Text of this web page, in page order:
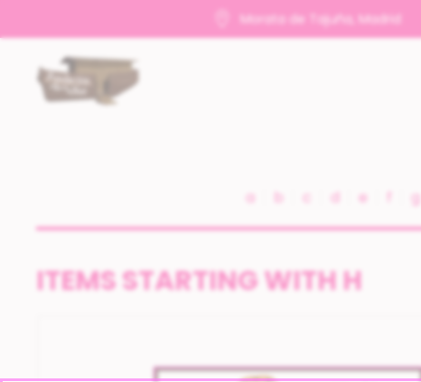
Morata de Tajuña, Madrid
a b c d e g
ITEMS STARTING WITH H